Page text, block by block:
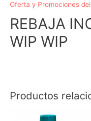
Oferta y Promociones
REBAJA
WIP WIP
original
actual
Productos